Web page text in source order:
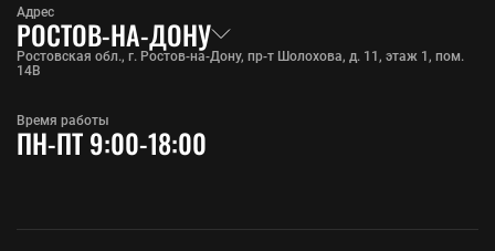
Адрес
РОСТОВ-НА-ДОНУ
Ростовская обл., г. Ростов-на-Дону, пр-т Шолохова, д. 11, этаж 1, пом.
14В
Время работы
ПН-ПТ 9:00-18:00